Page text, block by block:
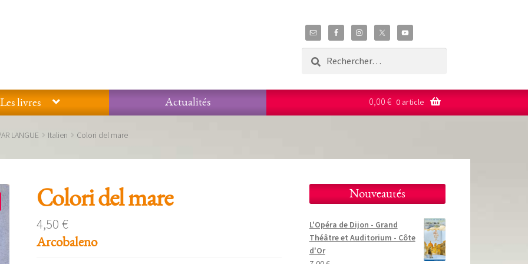
Les livres
Actualités
0,00 € 0 article
LANGUE Italien Colori del mare
Colori del mare
4,50€
Arcobaleno
Nouveautés
L'Opéra de Dijon - Grand
Théâtre et Auditorium - Côte
d'Or